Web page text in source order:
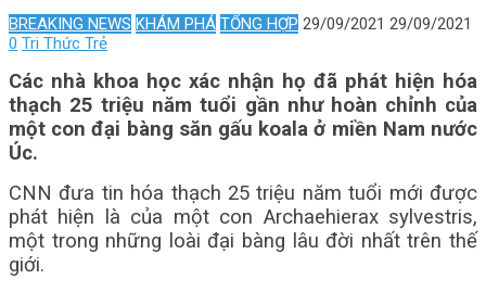
BREAKING NEWS KHÁM PHÁ TỔNG HỢP 29/09/2021 29/09/2021
0 Tri Thức Trẻ
Các nhà khoa học xác nhận họ đã phát hiện hóa
thạch 25 triệu năm tuổi gần như hoàn chỉnh của
một con đại bàng săn gấu koala ở miền Nam nước
Úc.
CNN đưa tin hóa thạch 25 triệu năm tuổi mới được
phát hiện là của một con Archaehierax sylvestris,
một trong những loài đại bàng lâu đời nhất trên thế
giới.